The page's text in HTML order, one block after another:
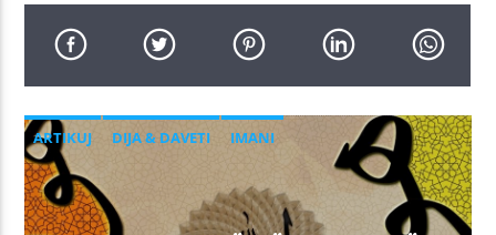
ARTIKUJ DIJA & DAVETI IMANI